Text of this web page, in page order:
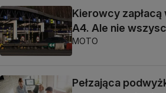
Kierowcy
A4. Ale nie
MOTO
Pełzająca